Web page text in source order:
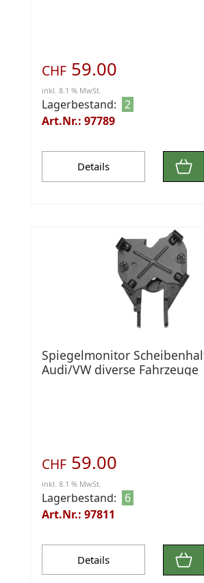
CHF 59.00
inkl. 8.1 % MwSt.
Lagerbestand: 2
Art.Nr.: 97789
Details
Spiegelmonitor
Audi/VW diverse Fahrzeuge
CHF 59.00
inkl. 8.1 % MwSt.
Lagerbestand:
6
Art.Nr.: 97811
Details